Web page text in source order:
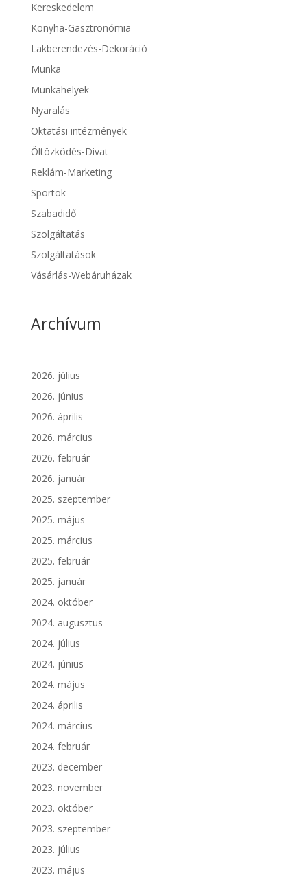
Kereskedelem
Konyha-Gasztronómia
Lakberendezés-Dekoráció
Munka
Munkahelyek
Nyaralás
Oktatási intézmények
Öltözködés-Divat
Reklám-Marketing
Sportok
Szabadidő
Szolgáltatás
Szolgáltatások
Vásárlás-Webáruházak
Archívum
2026. július
2026. június
2026. április
2026. március
2026. február
2026. január
2025. szeptember
2025. május
2025. március
2025. február
2025. január
2024. október
2024. augusztus
2024. július
2024. június
2024. május
2024. április
2024. március
2024. február
2023. december
2023. november
2023. október
2023. szeptember
2023. július
2023. május